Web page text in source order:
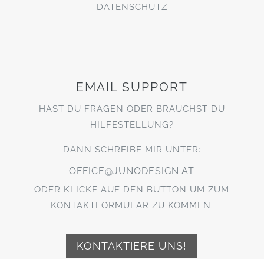
DATENSCHUTZ
EMAIL SUPPORT
HAST DU FRAGEN ODER BRAUCHST DU
HILFESTELLUNG?
DANN SCHREIBE MIR UNTER:
OFFICE@JUNODESIGN.AT
ODER KLICKE AUF DEN BUTTON UM ZUM
KONTAKTFORMULAR ZU KOMMEN.
KONTAKTIERE UNS!